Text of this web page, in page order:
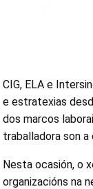
CIG, ELA e
e estratexias
dos marcos
traballadora son
Nesta ocasión, o
organizacións na